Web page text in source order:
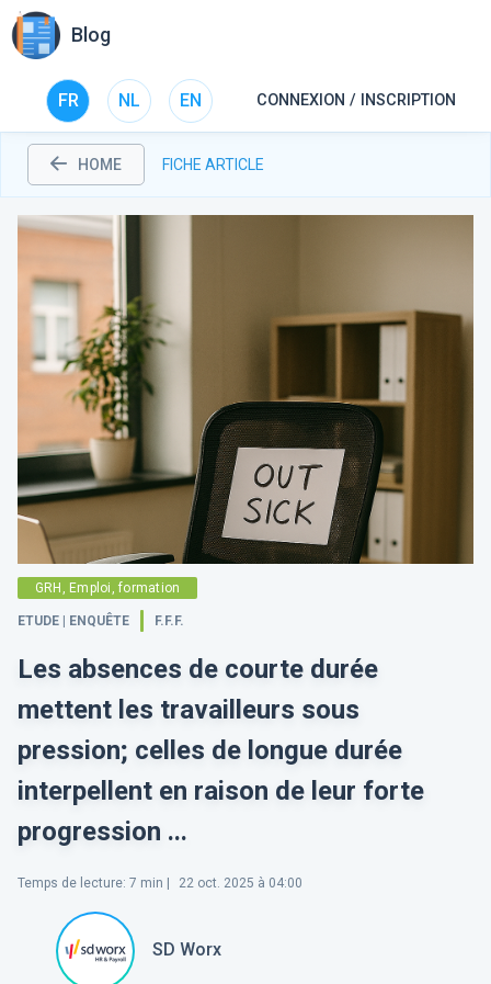
Blog
FR NL EN CONNEXION / INSCRIPTION
HOME FICHE ARTICLE
GRH, Emploi, formation
ETUDE | ENQUÊTE F.F.F.
Les absences de courte durée
mettent les travailleurs sous
pression; celles de longue durée
interpellent en raison de leur forte
progression ...
Temps de lecture: 7 min | 22 oct. 2025 à 04:00
SD Worx